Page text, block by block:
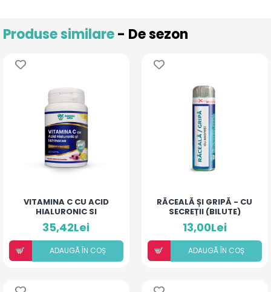
Produse similare- De sezon
VITAMINA C CU ACID
HIALURONIC SI
ECHINACEA
35,42Lei
ADAUGÃ ÎN COȘ
RĂCEALĂ ȘI GRIPĂ - CU
SECREȚII (BILUTE)
13,00Lei
ADAUGÃ ÎN COȘ